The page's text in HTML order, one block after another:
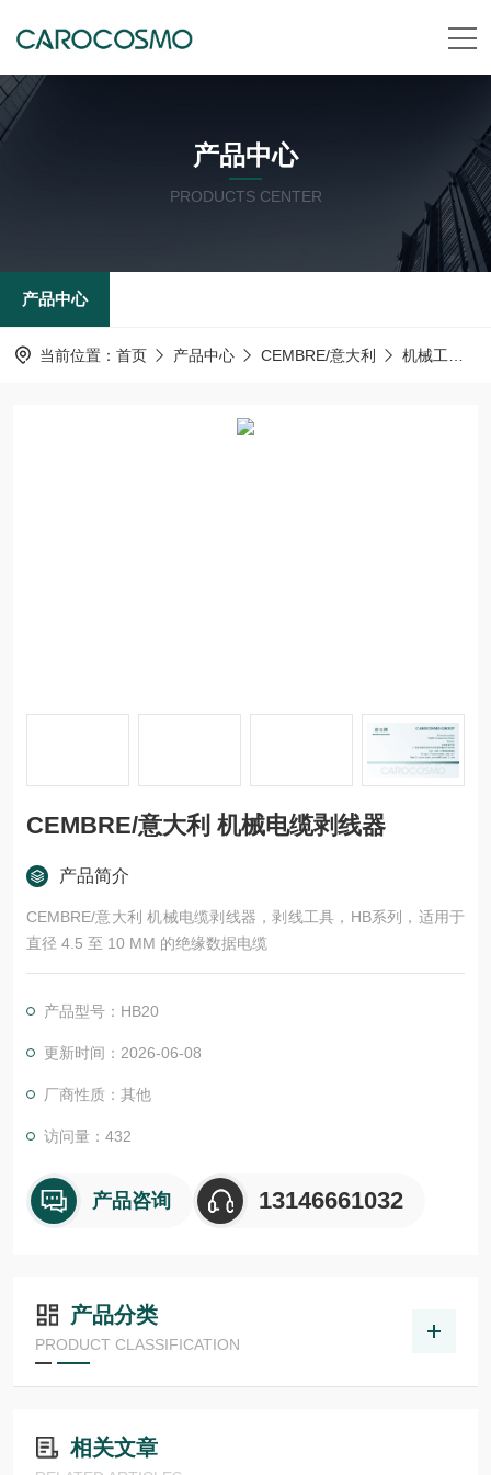
产品中心
PRODUCTS CENTER
产品中心
当前位置： 首页 产品中心 CEMBRE/意大利 机械工具
CEMBRE/意大利 机械电缆剥线器
产品简介
CEMBRE/意大利 机械电缆剥线器，剥线工具，HB系列，适用于
直径 4.5 至 10 MM 的绝缘数据电缆
产品型号：HB20
更新时间：2026-06-08
厂商性质：其他
访问量：432
产品咨询 13146661032
产品分类
PRODUCT CLASSIFICATION
相关文章